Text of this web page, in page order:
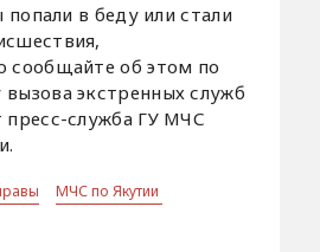
попали в беду или стали
сообщайте об этом по
экстренных служб
пресс-служба ГУ МЧС
МЧС по Якутии